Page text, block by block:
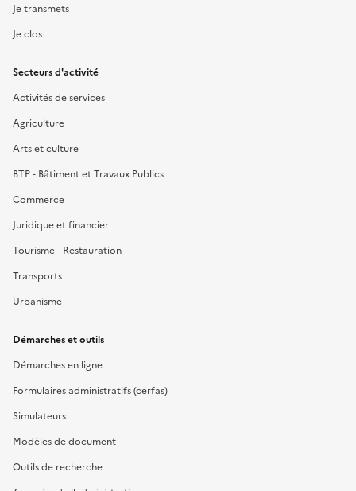
Je transmets
Je clos
Secteurs d'activité
Activités de services
Agriculture
Arts et culture
BTP - Bâtiment et Travaux Publics
Commerce
Juridique et financier
Tourisme - Restauration
Transports
Urbanisme
Démarches et outils
Démarches en ligne
Formulaires administratifs (cerfas)
Simulateurs
Modèles de document
Outils de recherche